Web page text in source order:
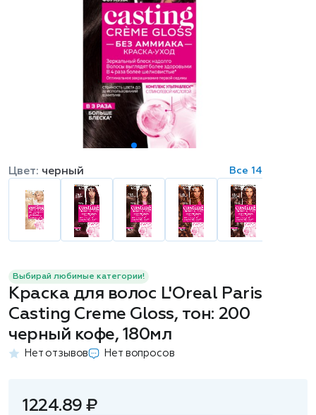
Выбирай любимые категории!
Краска для волос L'Oreal Paris
Casting Creme Gloss, тон: 200
черный кофе, 180мл
Нет отзывов Нет вопросов
Цвет: черный Все 14
1224.89 ₽